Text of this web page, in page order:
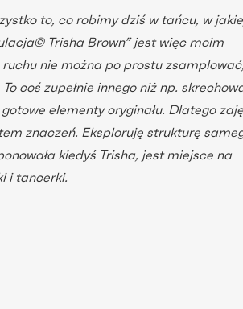
to, co robimy dziś w tańcu, w
Trisha Brown” jest więc moim
nie można po prostu zsamplować,
coś zupełnie innego niż np.
elementy oryginału. Dlatego
znaczeń. Eksploruję strukturę
kiedyś Trisha, jest miejsce na
i tancerki.